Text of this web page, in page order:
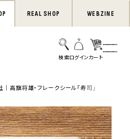
REAL SHOP WEBZINE
｜高旗将雄・フレークシール「寿司」